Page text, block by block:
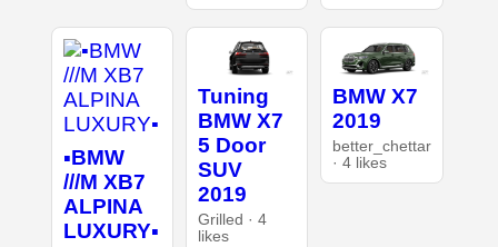
▪︎BMW
///M XB7
ALPINA
LUXURY▪︎
Tuning
BMW X7
5 Door
SUV
2019
Grilled · 4
likes
BMW X7
2019
better_chettar
· 4 likes